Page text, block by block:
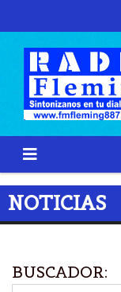
NOTICIAS
BUSCADOR: